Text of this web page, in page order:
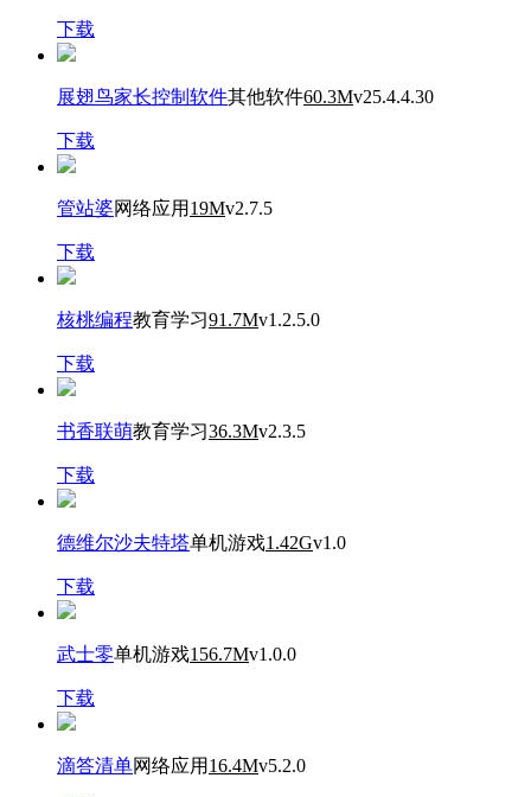
下载
展翅鸟家长控制软件其他软件60.3Mv25.4.4.30
下载
管站婆网络应用 19Mv2.7.5
下载
核桃编程教育学习91.7Mv1.2.5.0
下载
书香联萌教育学习36.3Mv2.3.5
下载
德维尔沙夫特塔单机游戏1.42Gv1.0
下载
武士零单机游戏156.7Mv1.0.0
下载
滴答清单网络应用 16.4Mv5.2.0